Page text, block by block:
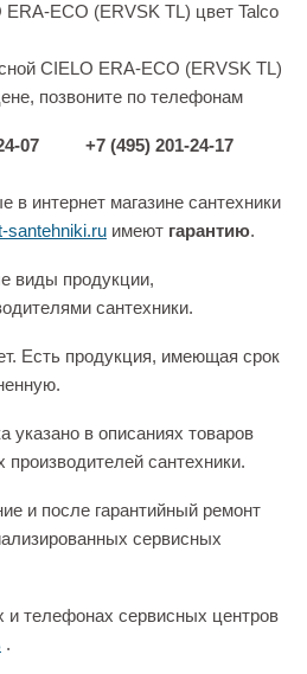
ERA-ECO (ERVSK TL) цвет Talco
CIELO ERA-ECO (ERVSK TL)
позвоните по телефонам
07 +7 (495) 201-24-17
в интернет магазине сантехники
santehniki.ru имеют гарантию.
виды продукции,
сантехники.
Есть продукция, имеющая срок
указано в описаниях товаров
производителей сантехники.
и после гарантийный ремонт
сервисных
телефонах сервисных центров
.